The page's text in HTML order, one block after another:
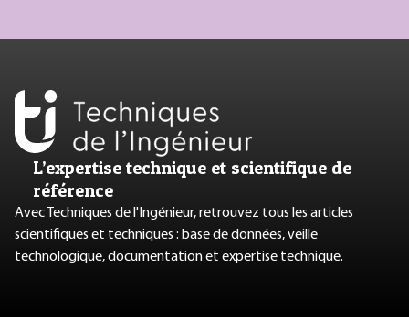
L’expertise technique et scientifique de
référence
Avec Techniques de l'Ingénieur, retrouvez tous les articles
scientifiques et techniques : base de données, veille
technologique, documentation et expertise technique.